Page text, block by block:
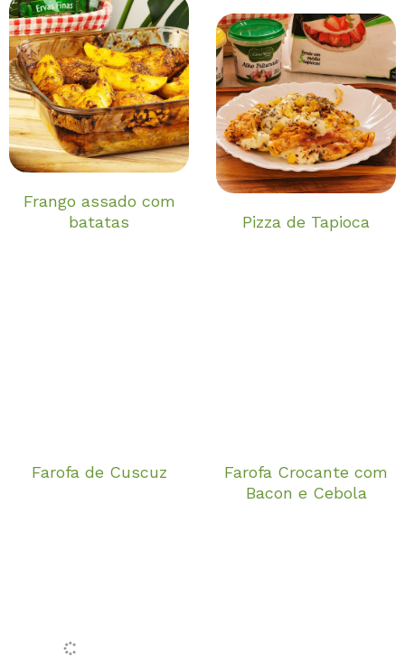
Frango assado com
batatas
Pizza de Tapioca
Farofa de Cuscuz
Farofa Crocante com
Bacon e Cebola